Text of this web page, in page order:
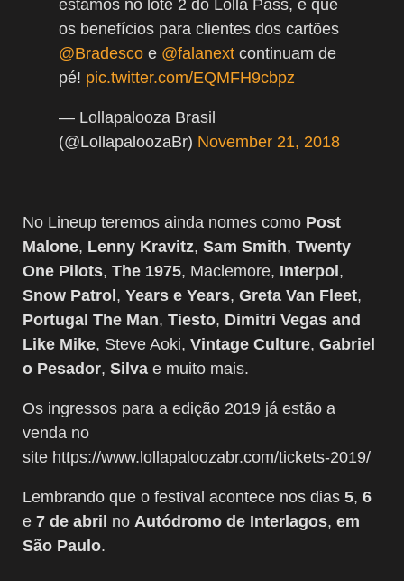
estamos no lote 2 do Lolla Pass, e que
os benefícios para clientes dos cartões
@Bradesco e @falanext continuam de
pé! pic.twitter.com/EQMFH9cbpz
— Lollapalooza Brasil
(@LollapaloozaBr) November 21, 2018
No Lineup teremos ainda nomes como Post
Malone, Lenny Kravitz, Sam Smith, Twenty
One Pilots, The 1975, Maclemore, Interpol,
Snow Patrol, Years e Years, Greta Van Fleet,
Portugal The Man, Tiesto, Dimitri Vegas and
Like Mike, Steve Aoki, Vintage Culture, Gabriel
o Pesador, Silva e muito mais.
Os ingressos para a edição 2019 já estão a
venda no
site https://www.lollapaloozabr.com/tickets-2019/
Lembrando que o festival acontece nos dias 5, 6
e 7 de abril no Autódromo de Interlagos, em
São Paulo.